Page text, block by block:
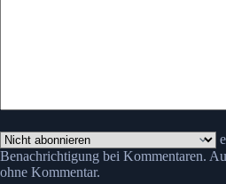
Benachrichtigung bei Kommentaren.
ohne Kommentar.